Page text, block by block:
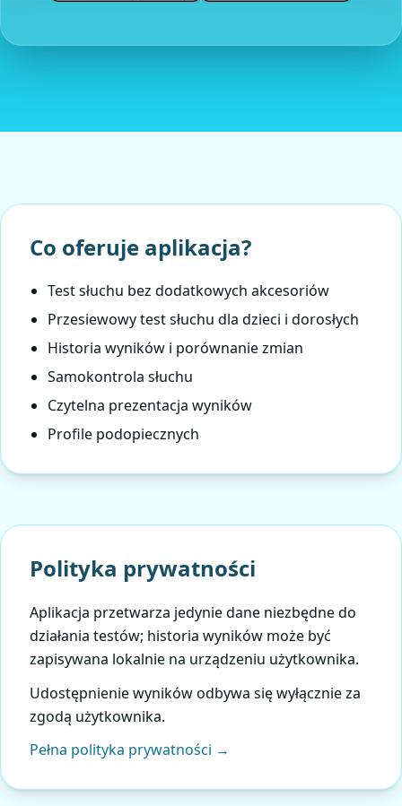
Co oferuje aplikacja?
Test słuchu bez dodatkowych akcesoriów
Przesiewowy test słuchu dla dzieci i dorosłych
Historia wyników i porównanie zmian
Samokontrola słuchu
Czytelna prezentacja wyników
Profile podopiecznych
Polityka prywatności
Aplikacja przetwarza jedynie dane niezbędne do
działania testów; historia wyników może być
zapisywana lokalnie na urządzeniu użytkownika.
Udostępnienie wyników odbywa się wyłącznie za
zgodą użytkownika.
Pełna polityka prywatności →